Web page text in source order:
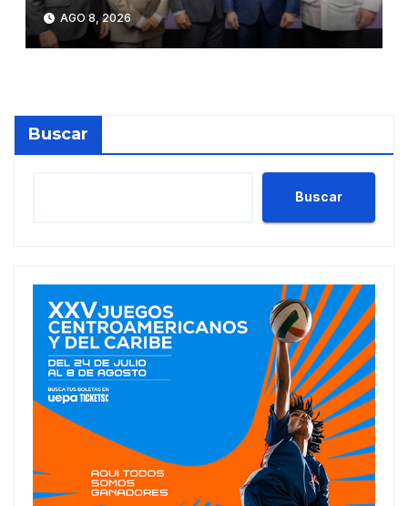
AGO 8, 2026
Buscar
Buscar